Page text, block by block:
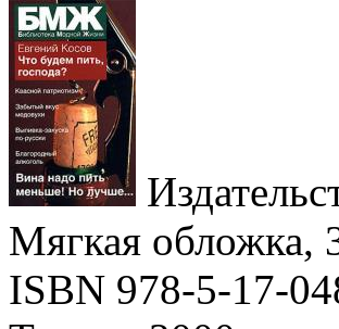
Мягкая обложка,
ISBN 978-5-17-